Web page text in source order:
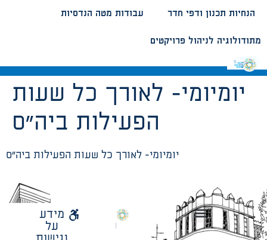
עבודות מטה הנדסיות הנחיות תכנון ודפי חדר
מתודולוגיה לניהול פרויקטים
יומיומי- לאורך כל שעות
הפעילות ביה”ס
יומיומי- לאורך כל שעות הפעילות ביה”ס
עיריית
מידע
על